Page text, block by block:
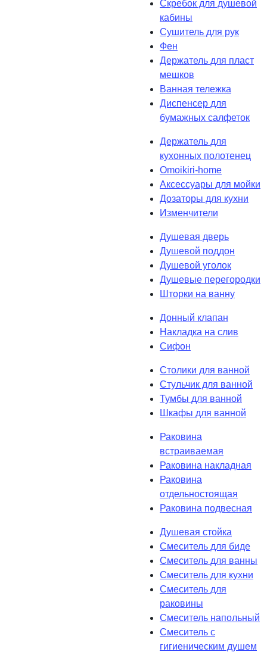
Скребок для душевой
кабины
Сушитель для рук
Фен
Держатель для пласт
мешков
Ванная тележка
Диспенсер для
бумажных салфеток
Держатель для
кухонных полотенец
Omoikiri-home
Аксессуары для мойки
Дозаторы для кухни
Изменчители
Душевая дверь
Душевой поддон
Душевой уголок
Душевые перегородки
Шторки на ванну
Донный клапан
Накладка на слив
Сифон
Столики для ванной
Стульчик для ванной
Тумбы для ванной
Шкафы для ванной
Раковина
встраиваемая
Раковина накладная
Раковина
отдельностоящая
Раковина подвесная
Душевая стойка
Смеситель для биде
Смеситель для ванны
Смеситель для кухни
Смеситель для
раковины
Смеситель напольный
Смеситель с
гигиеническим душем